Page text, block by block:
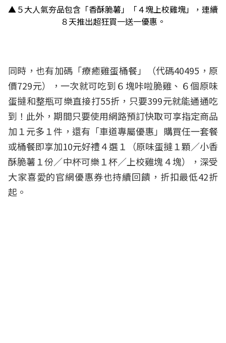
▲５大人氣夯品包含「香酥脆薯」「４塊上校雞塊」，連續
８天推出超狂買一送一優惠。
同時，也有加碼「療癒雞蛋桶餐」（代碼40495，原
價729元），一次就可吃到６塊咔啦脆雞、６個原味
蛋撻和整瓶可樂直接打55折，只要399元就能通通吃
到！此外，期間只要使用網路預訂快取可享指定商品
加１元多１件，還有「車道專屬優惠」購買任一套餐
或桶餐即享加10元好禮４選１（原味蛋撻１顆／小香
酥脆薯１份／中杯可樂１杯／上校雞塊４塊），深受
大家喜愛的官網優惠券也持續回饋，折扣最低42折
起。